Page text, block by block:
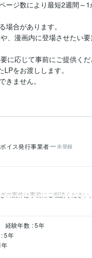
ージ数により最短2週間～
場合があります。
、漫画内に登場させたい
に応じて事前にご提供くだ
をお渡しします。
きません。
イス発行事業者 未登録
の案件は事前にご相談ください。
経験年数 : 5年
5年